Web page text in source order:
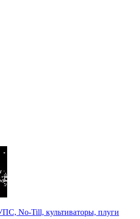
No-Till, культиваторы, плуги